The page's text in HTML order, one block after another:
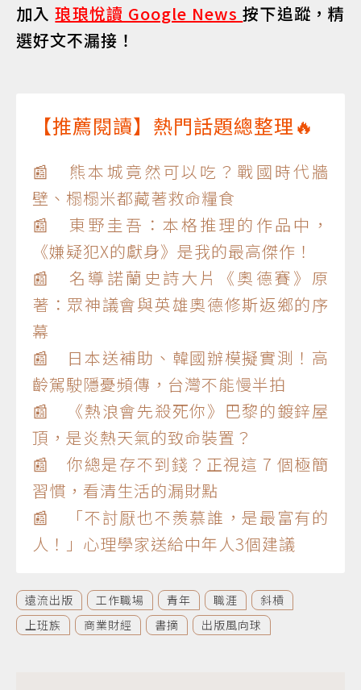
加入琅琅悅讀 Google News按下追蹤，精
選好文不漏接！
【推薦閱讀】熱門話題總整理🔥
📰 熊本城竟然可以吃？戰國時代牆
壁、榻榻米都藏著救命糧食
📰 東野圭吾：本格推理的作品中，
《嫌疑犯X的獻身》是我的最高傑作！
📰 名導諾蘭史詩大片《奧德賽》原
著：眾神議會與英雄奧德修斯返鄉的序
幕
📰 日本送補助、韓國辦模擬實測！高
齡駕駛隱憂頻傳，台灣不能慢半拍
📰 《熱浪會先殺死你》巴黎的鍍鋅屋
頂，是炎熱天氣的致命裝置？
📰 你總是存不到錢？正視這 7 個極簡
習慣，看清生活的漏財點
📰 「不討厭也不羨慕誰，是最富有的
人！」心理學家送給中年人3個建議
遠流出版 工作職場 青年 職涯
斜槓
上班族
商業財經 書摘 出版風向球